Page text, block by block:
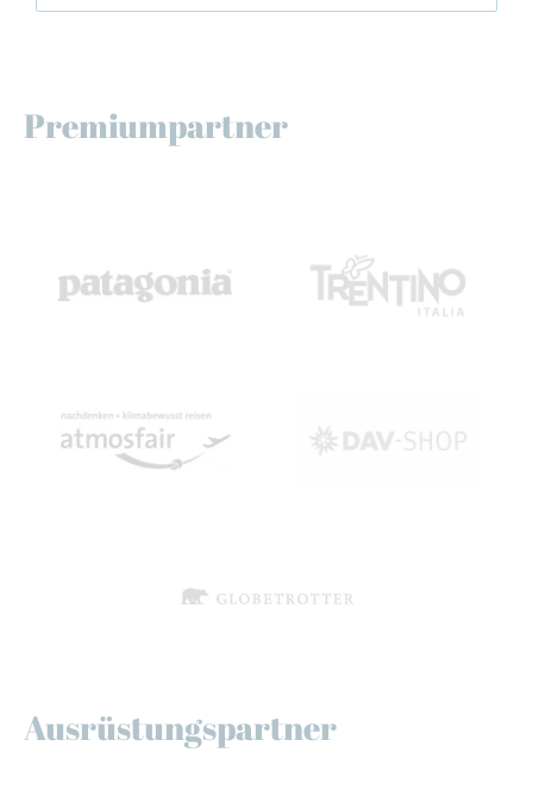
Premiumpartner
Ausrüstungspartner